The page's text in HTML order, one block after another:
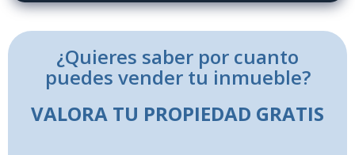
¿Quieres saber por cuanto
puedes vender tu inmueble?
VALORA TU PROPIEDAD GRATIS